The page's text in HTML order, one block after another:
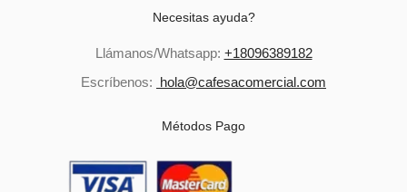
Necesitas ayuda?
Llámanos/Whatsapp: +18096389182
Escríbenos: hola@cafesacomercial.com
Métodos Pago